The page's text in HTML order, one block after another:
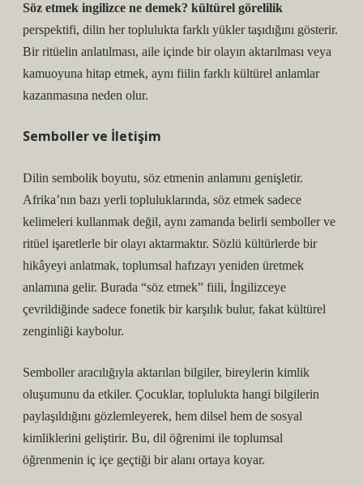
Söz etmek ingilizce ne demek? kültürel görelilik
perspektifi, dilin her toplulukta farklı yükler taşıdığını gösterir.
Bir ritüelin anlatılması, aile içinde bir olayın aktarılması veya
kamuoyuna hitap etmek, aynı fiilin farklı kültürel anlamlar
kazanmasına neden olur.
Semboller ve İletişim
Dilin sembolik boyutu, söz etmenin anlamını genişletir.
Afrika’nın bazı yerli topluluklarında, söz etmek sadece
kelimeleri kullanmak değil, aynı zamanda belirli semboller ve
ritüel işaretlerle bir olayı aktarmaktır. Sözlü kültürlerde bir
hikâyeyi anlatmak, toplumsal hafızayı yeniden üretmek
anlamına gelir. Burada “söz etmek” fiili, İngilizceye
çevrildiğinde sadece fonetik bir karşılık bulur, fakat kültürel
zenginliği kaybolur.
Semboller aracılığıyla aktarılan bilgiler, bireylerin kimlik
oluşumunu da etkiler. Çocuklar, toplulukta hangi bilgilerin
paylaşıldığını gözlemleyerek, hem dilsel hem de sosyal
kimliklerini geliştirir. Bu, dil öğrenimi ile toplumsal
öğrenmenin iç içe geçtiği bir alanı ortaya koyar.